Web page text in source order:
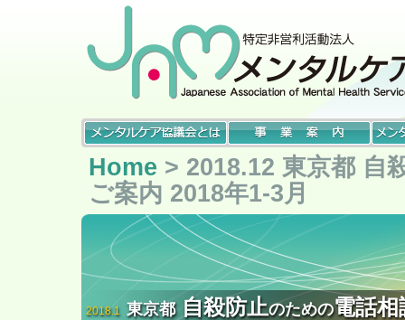
Home > 2018.12 東京都 自
ご案内 2018年1-3月
2018.1 東京都自殺防止のための電話相